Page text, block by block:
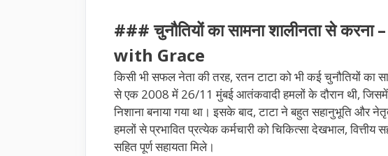
### चुनौतियों का सामना शालीनता से
with Grace
किसी भी सफल नेता की तरह, रतन टाटा को भी कई चुनौतियों का
से एक 2008 में 26/11 मुंबई आतंकवादी हमलों के दौरान थी,
निशाना बनाया गया था। इसके बाद, टाटा ने बहुत सहानुभूति और
हमलों से प्रभावित प्रत्येक कर्मचारी को चिकित्सा देखभाल,
सहित पूर्ण सहायता मिले।